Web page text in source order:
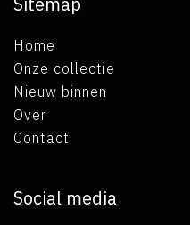
Home
Onze collectie
Nieuw binnen
Over
Contact
Social media